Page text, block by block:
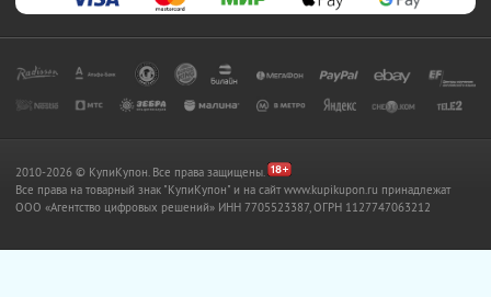
2010-2026 © КупиКупон. Все права защищены.
Все права на товарный знак "КупиКупон" и на сайт www.kupikupon.ru принадлежат
OOO «Агентство цифровых решений» ИНН 7705523387, ОГРН 1127747063212